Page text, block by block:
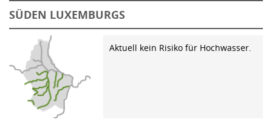
SÜDEN LUXEMBURGS
Aktuell kein Risiko für Hochwasser.